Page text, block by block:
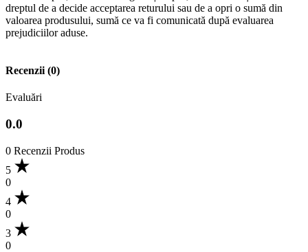
dreptul de a decide acceptarea returului sau de a opri o sumă din
valoarea produsului, sumă ce va fi comunicată după evaluarea
prejudiciilor aduse.
Recenzii (0)
Evaluări
0.0
0 Recenzii Produs
5
0
4
0
3
0